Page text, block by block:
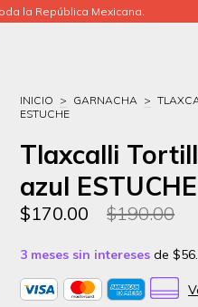
la República Mexicana.
INICIO > GARNACHA >
ESTUCHE
Tlaxcalli
azul ESTUCHE
$170.00 $190.00
3 meses sin intereses de